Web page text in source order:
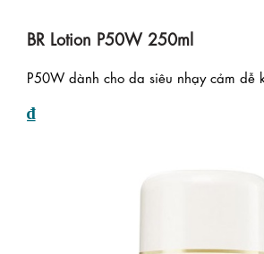
BR Lotion P50W 250ml
P50W dành cho da siêu nhạy cảm dễ
₫